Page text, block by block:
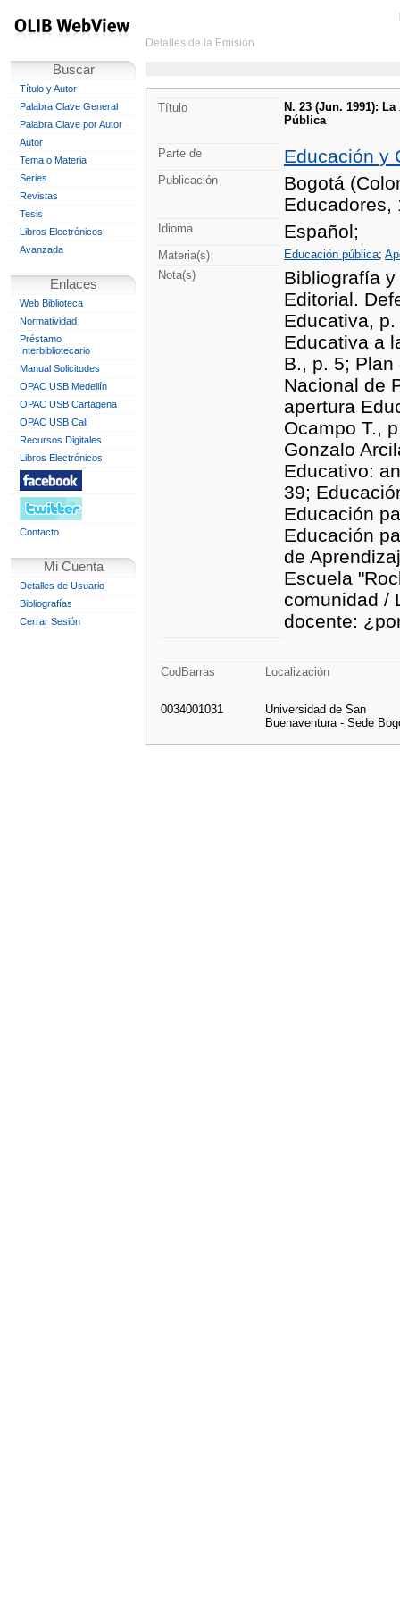
Buscar
Título y Autor
Palabra Clave General
Palabra Clave por Autor
Autor
Tema o Materia
Series
Revistas
Tesis
Libros Electrónicos
Avanzada
Enlaces
Web Biblioteca
Normatividad
Préstamo
Interbibliotecario
Manual Solicitudes
OPAC USB Medellín
OPAC USB Cartagena
OPAC USB Cali
Recursos Digitales
Libros Electrónicos
Contacto
Mi Cuenta
Detalles de Usuario
Bibliografías
Cerrar Sesión
Detalles de la Emisión
Título
N. 23 (Jun. 1991):
Pública
Parte de Educación y
Publicación
Bogotá
Educadores,
Idioma Español;
Materia(s) Educación pública;
Nota(s)
Bibliografía
Editorial.
Educativa,
Educativa a
B., p. 5;
Nacional de
apertura
Ocampo T.,
Gonzalo
Educativo:
39;
Educación
Educación
de
Escuela
comunidad /
docente:
CodBarras Localización
0034001031
Universidad de San
Buenaventura - Sede